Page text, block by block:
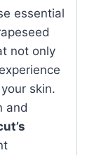
essential
not only
skin.
and